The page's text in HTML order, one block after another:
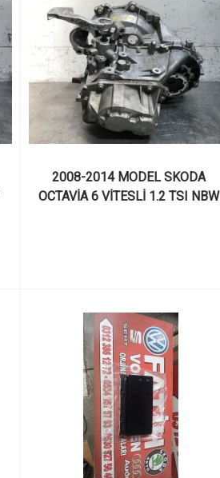
2008-2014 MODEL SKODA
OCTAVİA 6 VİTESLİ 1.2 TSI NBW